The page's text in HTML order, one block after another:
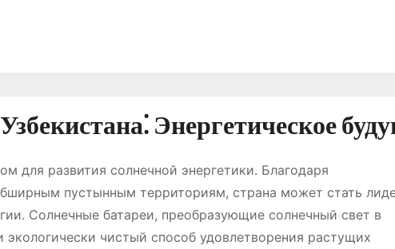
Энергетическое
для развития солнечной энергетики. Благодаря
пустынным территориям, страна может стать
Солнечные батареи, преобразующие солнечный свет в
чистый способ удовлетворения растущих